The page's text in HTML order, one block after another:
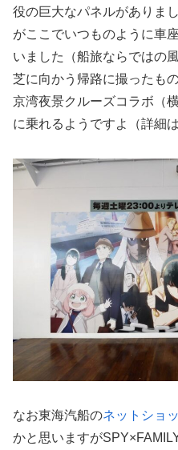
役の巨大なパネルがありま
がここでいつものように車
いました（船旅ならではの
芝に向かう帰路に撮ったも
京湾夜景クルーズコラボ（
に乗れるようですよ（詳細は
なお東海汽船のネットショ
かと思いますが